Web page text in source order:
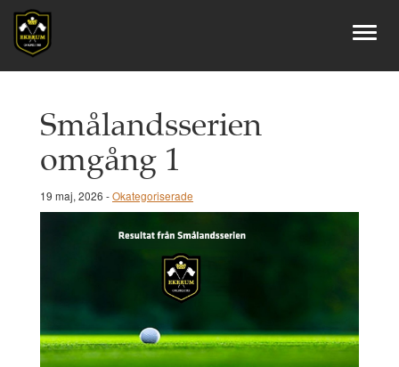
Smålandsserien
omgång 1
19 maj, 2026 -Okategoriserade